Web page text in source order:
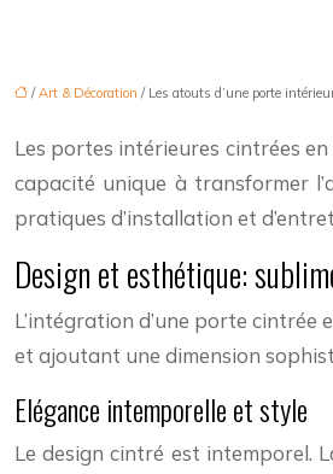
/Art & Décoration / Les atouts d’une porte
Les portes intérieures cintrées
capacité unique à transformer
pratiques d’installation et
Design et esthétique:
L’intégration d’une porte
et ajoutant une dimension
Elégance intemporelle et style
Le design cintré est intemporel.